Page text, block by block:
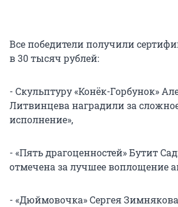
Все победители получили
в 30 тысяч рублей:
- Скульптуру «Конёк-Горбунок»
Литвинцева наградили за
исполнение»,
- «Пять драгоценностей» Бутит
отмечена за лучшее воплощение
- «Дюймовочка» Сергея